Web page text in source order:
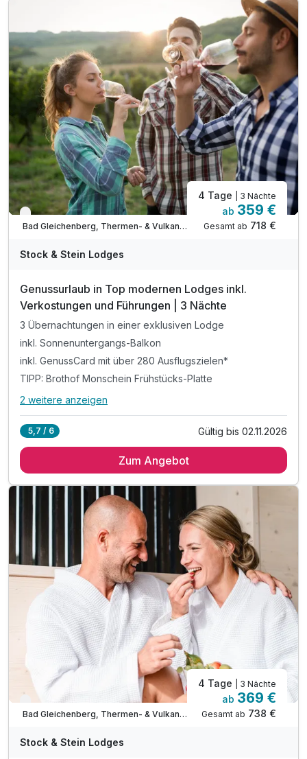
*Weinverkostung in Weinhof Ulrich od. Wurzinger
*Führung und Verkostung- Vulcano Schinkenwelt
TIPP: Geschwister Rauch vulgo Steira Wirt
TIPP: Brothof Monschein Frühstücks-Platte
TIPP: Weinhof Scharl
Nur noch bis Oktober
Bad Gleichenberg, Thermen- & Vulkanland Steiermark
4 Tage | 3 Nächte
ab 359 €
Gesamt ab 718 €
Stock & Stein Lodges
Genussurlaub in Top modernen Lodges inkl.
Verkostungen und Führungen | 3 Nächte
3 Übernachtungen in einer exklusiven Lodge
inkl. Sonnenuntergangs-Balkon
inkl. GenussCard mit über 280 Ausflugszielen*
TIPP: Brothof Monschein Frühstücks-Platte
Alle Inklusivleistungen
inkl. Sonnenuntergangs-Balkon
TIPP: Brothof Monschein Frühstücks-Platte
TIPP: Saziani Stubn Straden
TIPP: Therme der Ruhe Bad Gleichenberg
2 weitere anzeigen
5,7 / 6 Gültig bis 02.11.2026
Zum Angebot
Nur noch bis Oktober
Bad Gleichenberg, Thermen- & Vulkanland Steiermark
4 Tage | 3 Nächte
ab 369 €
Gesamt ab 738 €
Stock & Stein Lodges